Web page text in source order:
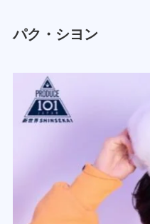
パク・シヨン